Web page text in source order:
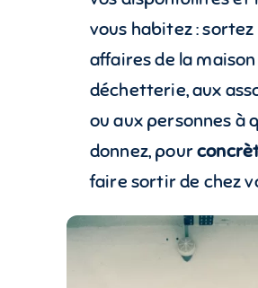
vous habitez : sortez
affaires de la maison
déchetterie, aux
ou aux personnes à
donnez, pour
faire sortir de chez